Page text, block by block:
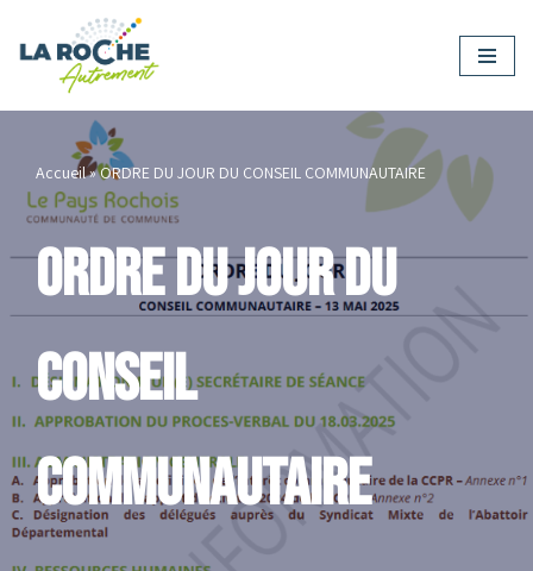
Aller
Accueil»ORDRE DU JOUR DU CONSEIL COMMUNAUTAIRE
ORDRE DU JOUR DU
CONSEIL
COMMUNAUTAIRE